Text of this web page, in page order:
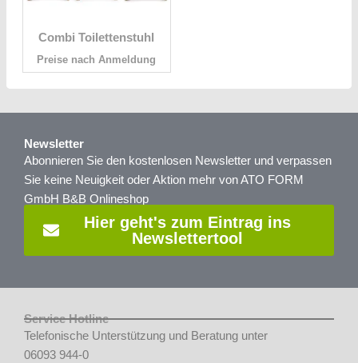
Combi Toilettenstuhl
Preise nach Anmeldung
Newsletter
Abonnieren Sie den kostenlosen Newsletter und verpassen
Sie keine Neuigkeit oder Aktion mehr von ATO FORM
GmbH B&B Onlineshop
Hier geht's zum Eintrag ins
Newslettertool
Service Hotline
Telefonische Unterstützung und Beratung unter
06093 944-0